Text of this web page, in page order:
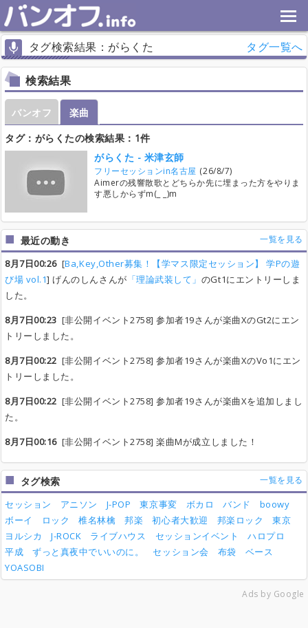
タグ検索結果：がらくた タグ一覧へ
検索結果
バンオフ
楽曲
タグ：がらくたの検索結果：1件
がらくた - 米津玄師
フリーセッションin名古屋 (26/8/7)
Aimerの残響散歌とどちらか先に埋まった方をやりま
す悪しからずm(_ _)m
最近の動き 一覧を見る
8月7日00:26[Ba,Key,Other募集！【学マス限定セッション】 学Pの遊
び場 vol.1] げんのしんさんが 「理論武装して」 のGt1にエントリーしま
した。
8月7日00:23 [非公開イベント2758] 参加者19さんが楽曲XのGt2にエン
トリーしました。
8月7日00:22 [非公開イベント2758] 参加者19さんが楽曲XのVo1にエン
トリーしました。
8月7日00:22 [非公開イベント2758] 参加者19さんが楽曲Xを追加しまし
た。
8月7日00:16[非公開イベント2758] 楽曲Mが成立しました！
タグ検索 一覧を見る
セッション アニソン J-POP 東京事変 ボカロ バンド
boowy
ボーイ
ロック 椎名林檎 邦楽 初心者大歓迎 邦楽ロック
東京
ヨルシカ
J-ROCK ライブハウス セッションイベント
ハロプロ
平成
ずっと真夜中でいいのに。 セッション会 布袋
ベース
YOASOBI
Ads by Google